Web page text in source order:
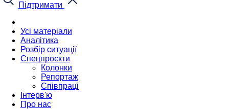
Підтримати
Усі матеріали
Аналітика
Розбір ситуації
Спецпроєкти
Колонки
Репортаж
Співпраці
Інтерв'ю
Про нас